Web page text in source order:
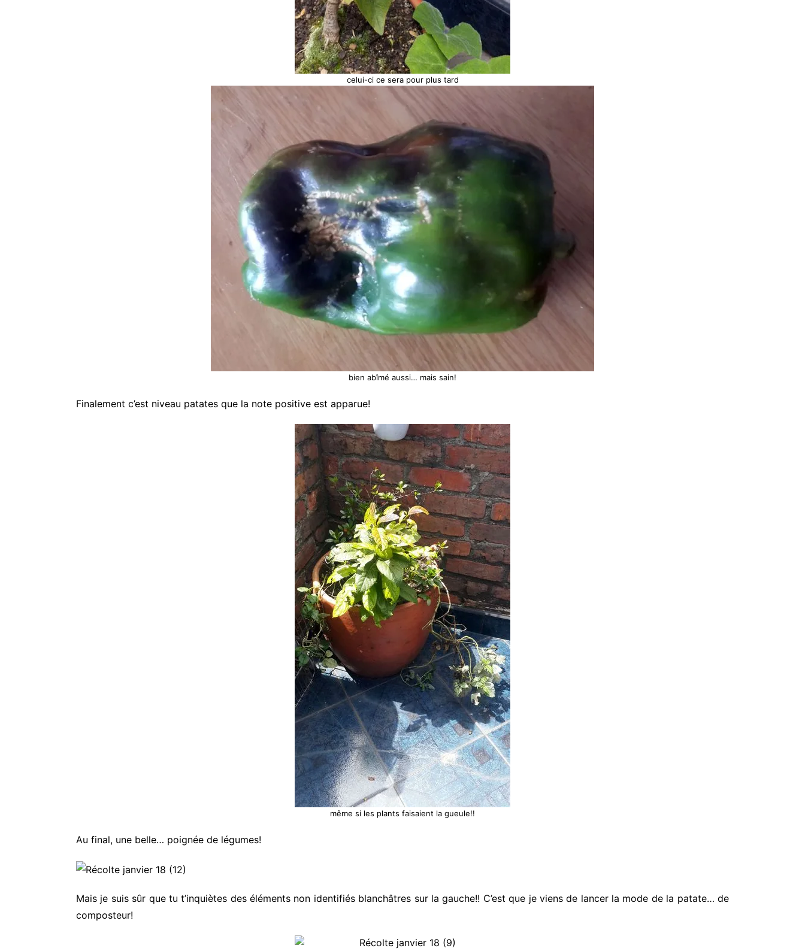
celui-ci ce sera pour plus tard
bien abîmé aussi… mais sain!
Finalement c’est niveau patates que la note positive est apparue!
même si les plants faisaient la gueule!!
Au final, une belle… poignée de légumes!
Mais je suis sûr que tu t’inquiètes des éléments non identifiés blanchâtres sur la gauche!! C’est que je viens de lancer la mode de la patate… de
composteur!